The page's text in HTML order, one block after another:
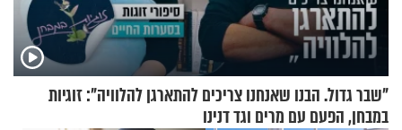
"שבר גדול. הבנו שאנחנו צריכים להתארגן להלוויה": זוגיות
במבחן, הפעם עם מרים וגד דנינו